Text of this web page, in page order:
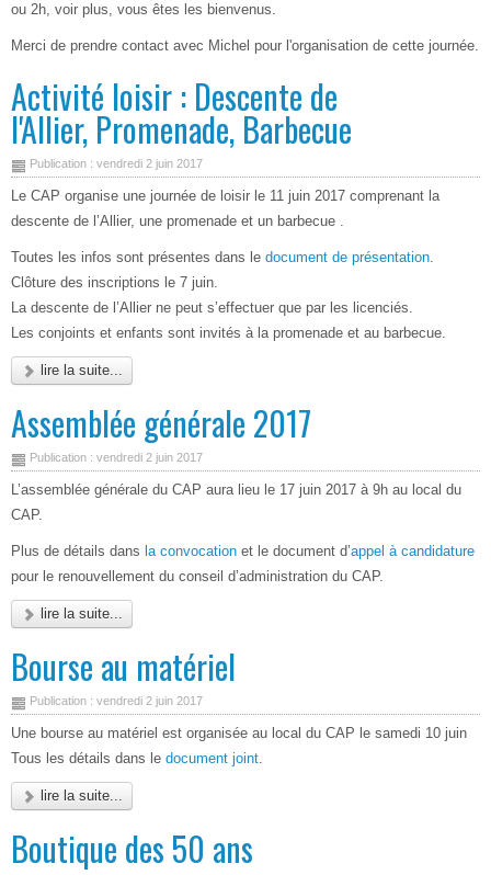
ou 2h, voir plus, vous êtes les bienvenus.
Merci de prendre contact avec Michel pour l'organisation de cette journée.
Activité loisir : Descente de
l'Allier, Promenade, Barbecue
Publication : vendredi 2 juin 2017
Le CAP organise une journée de loisir le 11 juin 2017 comprenant la
descente de l’Allier, une promenade et un barbecue .
Toutes les infos sont présentes dans le document de présentation.
Clôture des inscriptions le 7 juin.
La descente de l’Allier ne peut s’effectuer que par les licenciés.
Les conjoints et enfants sont invités à la promenade et au barbecue.
lire la suite...
Assemblée générale 2017
Publication : vendredi 2 juin 2017
L’assemblée générale du CAP aura lieu le 17 juin 2017 à 9h au local du
CAP.
Plus de détails dans la convocation et le document d’appel à candidature
pour le renouvellement du conseil d’administration du CAP.
lire la suite...
Bourse au matériel
Publication : vendredi 2 juin 2017
Une bourse au matériel est organisée au local du CAP le samedi 10 juin
Tous les détails dans le document joint.
lire la suite...
Boutique des 50 ans